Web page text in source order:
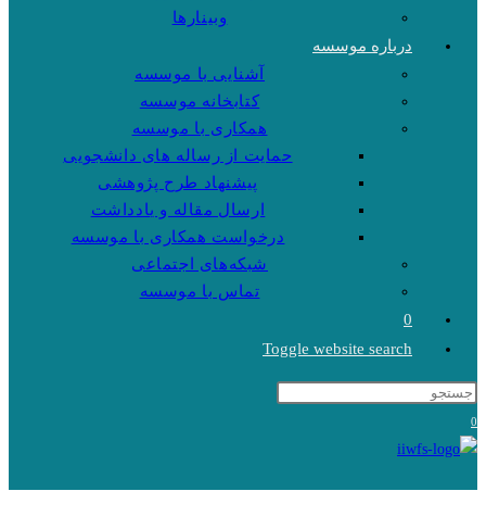
وبینارها
درباره موسسه
آشنایی با موسسه
کتابخانه موسسه
همکاری با موسسه
حمایت از رساله های دانشجویی
پیشنهاد طرح پژوهشی
ارسال مقاله و یادداشت
درخواست همکاری با موسسه
شبکه‌های اجتماعی
تماس با موسسه
0
Toggle website search
0